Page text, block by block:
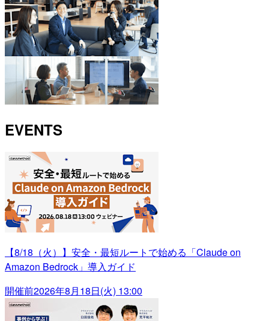
EVENTS
【8/18（火）】安全・最短ルートで始める「Claude on
Amazon Bedrock」導入ガイド
開催前2026年8月18日(火) 13:00